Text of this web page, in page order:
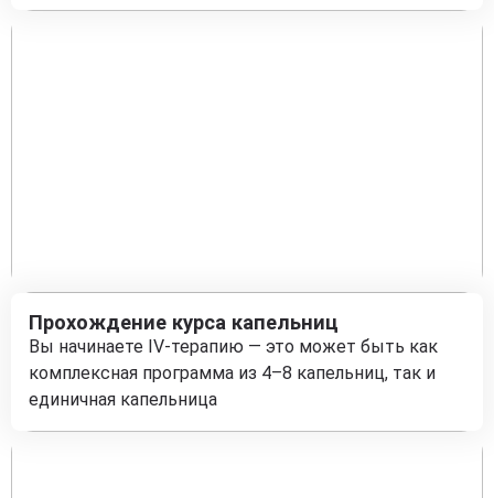
Прохождение курса капельниц
Вы начинаете IV-терапию — это может быть как
комплексная программа из 4–8 капельниц, так и
единичная капельница